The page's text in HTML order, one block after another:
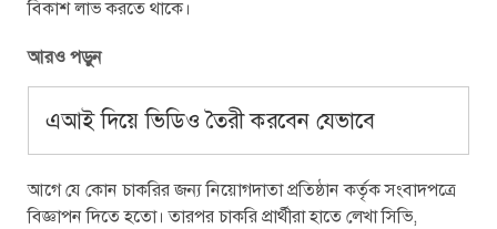
বিকাশ লাভ করতে থাকে।
আরও পড়ুন
এআই দিয়ে ভিডিও তৈরী করবেন যেভাবে
আগে যে কোন চাকরির জন্য নিয়োগদাতা প্রতিষ্ঠান কর্তৃক সংবাদপত্রে
বিজ্ঞাপন দিতে হতো। তারপর চাকরি প্রার্থীরা হাতে লেখা সিভি,